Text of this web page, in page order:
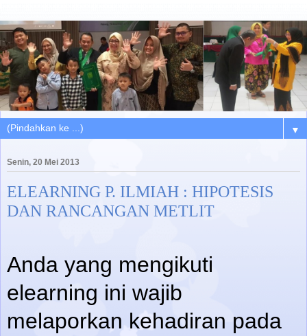
▼
Senin, 20 Mei 2013
ELEARNING P. ILMIAH : HIPOTESIS
DAN RANCANGAN METLIT
Anda yang mengikuti
elearning ini wajib
melaporkan kehadiran pada